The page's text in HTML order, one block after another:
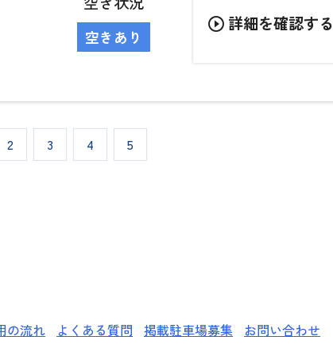
空きあり
play_circle_outline 詳細を確認する
2 3 4 5
の流れ よくある質問 掲載駐車場募集 お問い合わせ